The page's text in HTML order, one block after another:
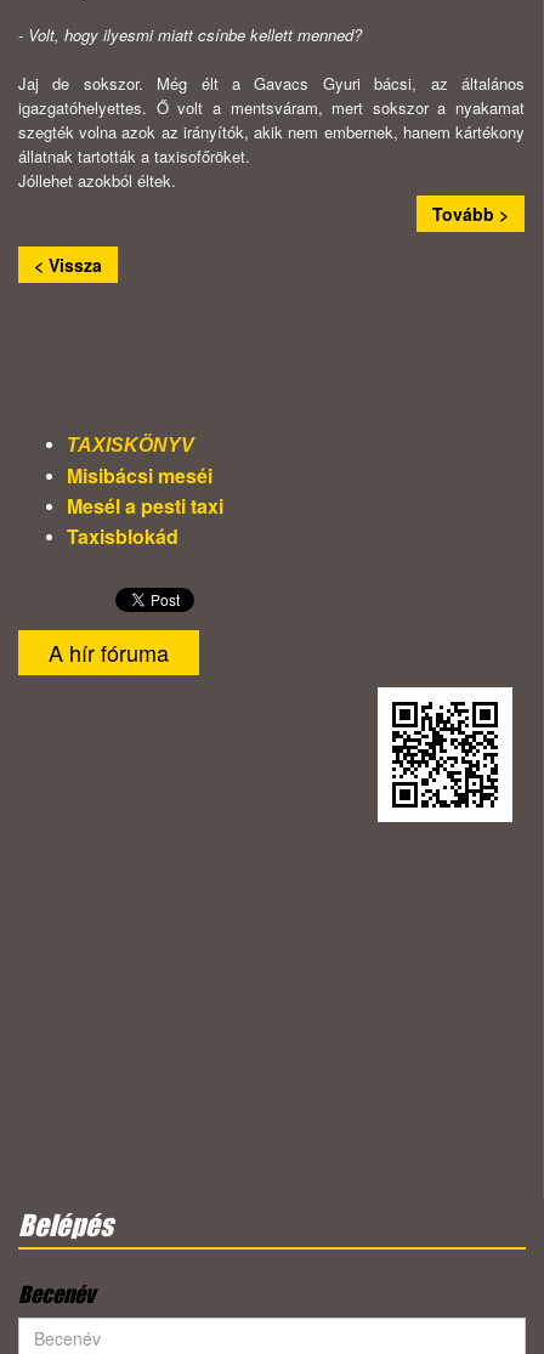
- Volt, hogy ilyesmi miatt csínbe kellett menned?
Jaj de sokszor. Még élt a Gavacs Gyuri bácsi, az általá­nos
igazgatóhelyettes. Ő volt a mentsváram, mert sokszor a nyakamat
szegték volna azok az irányítók, akik nem em­bernek, hanem kártékony
állatnak tartották a taxisofőröket.
Jóllehet azokból éltek.
Tovább >
< Vissza
TAXISKÖNYV
Misibácsi meséi
Mesél a pesti taxi
Taxisblokád
A hír fóruma
Belépés
Becenév